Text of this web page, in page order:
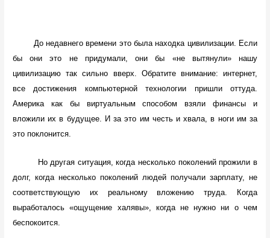
До недавнего времени это была находка цивилизации. Если
бы они это не придумали, они бы «не вытянули» нашу
цивилизацию так сильно вверх. Обратите внимание: интернет,
все достижения компьютерной технологии пришли оттуда.
Америка как бы виртуальным способом взяли финансы и
вложили их в будущее. И за это им честь и хвала, в ноги им за
это поклонится.
Но другая ситуация, когда несколько поколений прожили в
долг, когда несколько поколений людей получали зарплату, не
соответствующую их реальному вложению труда. Когда
выработалось «ощущение халявы», когда не нужно ни о чем
беспокоится.